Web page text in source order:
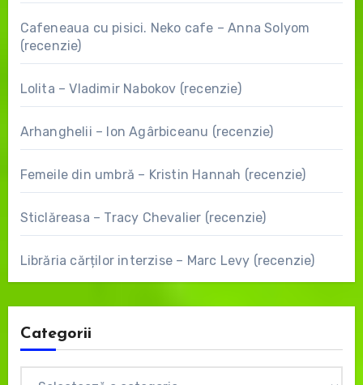
Cafeneaua cu pisici. Neko cafe – Anna Solyom
(recenzie)
Lolita – Vladimir Nabokov (recenzie)
Arhanghelii – Ion Agârbiceanu (recenzie)
Femeile din umbră – Kristin Hannah (recenzie)
Sticlăreasa – Tracy Chevalier (recenzie)
Librăria cărților interzise – Marc Levy (recenzie)
Categorii